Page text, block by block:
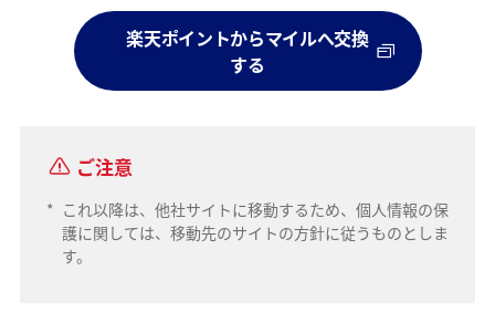
楽天ポイントからマイルへ交換
する
ご注意
* これ以降は、他社サイトに移動するため、個人情報の保
護に関しては、移動先のサイトの方針に従うものとしま
す。